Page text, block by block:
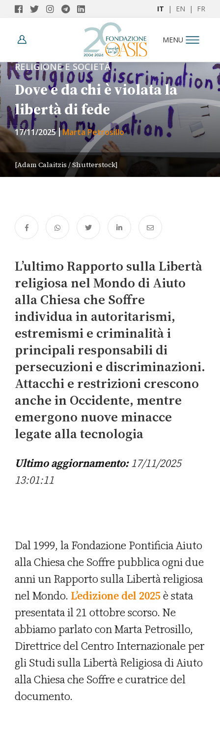
IT | EN | FR
MENU
RELIGIONE E SOCIETÀ
Dove e da chi è violata la
libertà di fede
17/11/2025 Marta Petrosillo
[Adam Calaitzis / Shutterstock]
L’ultimo Rapporto sulla Libertà
religiosa nel Mondo di Aiuto
alla Chiesa che Soffre
individua in autoritarismi,
estremismi e criminalità i
principali responsabili di
persecuzioni e discriminazioni.
Attacchi e restrizioni crescono
anche in Occidente, mentre
emergono nuove minacce
legate alla tecnologia
Ultimo aggiornamento:17/11/2025
13:01:11
Dal 1999, la Fondazione Pontificia Aiuto
alla Chiesa che Soffre pubblica ogni due
anni un Rapporto sulla Libertà religiosa
nel Mondo. L’edizione del 2025 è stata
presentata il 21 ottobre scorso. Ne
abbiamo parlato con Marta Petrosillo,
Direttrice del Centro Internazionale per
gli Studi sulla Libertà Religiosa di Aiuto
alla Chiesa che Soffre e curatrice del
documento.